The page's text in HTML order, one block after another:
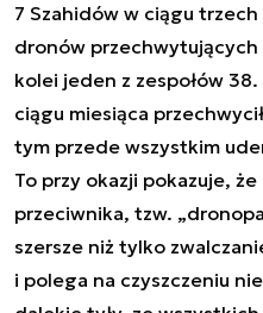
7 Szahidów w ciągu
dronów
kolei jeden z zespołów
ciągu miesiąca
tym przede wszystkim
To przy okazji pokazuje,
przeciwnika, tzw.
szersze niż tylko
i polega na czyszczeniu